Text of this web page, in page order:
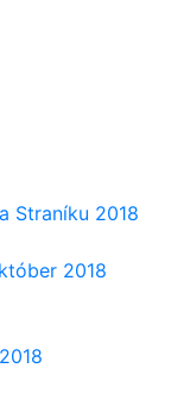
Straníku 2018
2018